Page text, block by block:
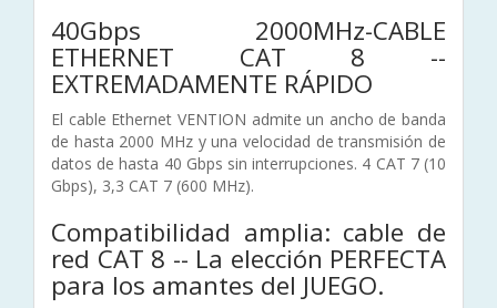
40Gbps 2000MHz-CABLE
ETHERNET CAT 8 --
EXTREMADAMENTE RÁPIDO
El cable Ethernet VENTION admite un ancho de banda
de hasta 2000 MHz y una velocidad de transmisión de
datos de hasta 40 Gbps sin interrupciones. 4 CAT 7 (10
Gbps), 3,3 CAT 7 (600 MHz).
Compatibilidad amplia: cable de
red CAT 8 -- La elección PERFECTA
para los amantes del JUEGO.